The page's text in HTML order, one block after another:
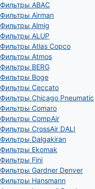
Фильтры ABAC
Фильтры Airman
Фильтры Almig
Фильтры ALUP
Фильтры Atlas Copco
Фильтры Atmos
Фильтры BERG
Фильтры Boge
Фильтры Ceccato
Фильтры Chicago Pneumatic
Фильтры Comaro
Фильтры CompAir
Фильтры CrossAir DALI
Фильтры Dalgakiran
Фильтры Ekomak
Фильтры Fini
Фильтры Gardner Denver
Фильтры Hansmann